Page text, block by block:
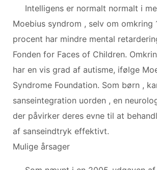
Intelligens er normalt normalt i
Moebius syndrom , selv om omkring
procent har mindre mental
Fonden for Faces of Children.
har en vis grad af autisme, ifølge
Syndrome Foundation. Som børn ,
sanseintegration uorden , en
der påvirker deres evne til at
af sanseindtryk effektivt.
Mulige årsager